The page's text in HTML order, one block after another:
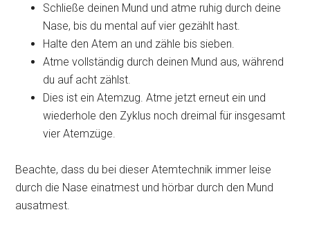
Schließe deinen Mund und atme ruhig durch deine
Nase, bis du mental auf vier gezählt hast.
Halte den Atem an und zähle bis sieben.
Atme vollständig durch deinen Mund aus, während
du auf acht zählst.
Dies ist ein Atemzug. Atme jetzt erneut ein und
wiederhole den Zyklus noch dreimal für insgesamt
vier Atemzüge.
Beachte, dass du bei dieser Atemtechnik immer leise
durch die Nase einatmest und hörbar durch den Mund
ausatmest.